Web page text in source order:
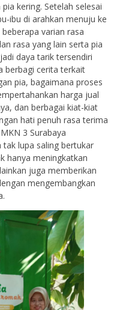
kering. Setelah selesai
ibu di arahkan menuju ke
varian rasa
rasa yang lain serta pia
daya tarik tersendiri
berbagi cerita terkait
pia, bagaimana proses
harga jual
dan berbagai kiat-kiat
hati penuh rasa terima
3 Surabaya
lupa saling bertukar
hanya meningkatkan
juga memberikan
mengembangkan